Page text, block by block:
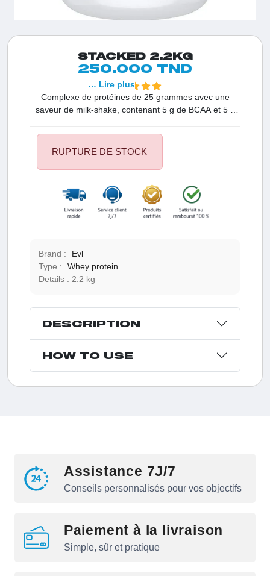
STACKED 2.2KG
250.000 TND
Complexe de protéines de 25 grammes avec une
saveur de milk-shake, contenant 5 g de BCAA et 5 g
protéines à plusieurs étapes comprenant 5 protéines à
libération rapide, moyenne et lente. Chaque portion
BCAA 5 grammes de glutamine Faible teneur en sucre
Sans gluten
… Lire plus
RUPTURE DE STOCK
Brand :
Evl
Type :
Whey protein
Details :
2.2 kg
DESCRIPTION
HOW TO USE
Assistance 7J/7
Conseils personnalisés pour vos objectifs
Paiement à la livraison
Simple, sûr et pratique